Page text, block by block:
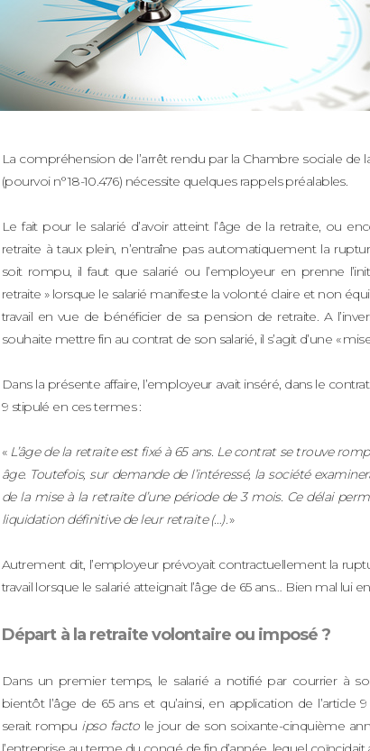
La compréhension de l’arrêt rendu par la Chambre sociale de
(pourvoi n°18-10.476) nécessite quelques rappels préalables.
Le fait pour le salarié d’avoir atteint l’âge de la retraite, ou
retraite à taux plein, n’entraîne pas automatiquement la
soit rompu, il faut que salarié ou l’employeur en prenne
retraite » lorsque le salarié manifeste la volonté claire et non
travail en vue de bénéficier de sa pension de retraite. A
souhaite mettre fin au contrat de son salarié, il s’agit d’une «
Dans la présente affaire, l’employeur avait inséré, dans le
9 stipulé en ces termes :
« L’âge de la retraite est fixé à 65 ans. Le contrat se trouve
âge. Toutefois, sur demande de l’intéressé, la société
de la mise à la retraite d’une période de 3 mois. Ce délai
liquidation définitive de leur retraite (…). »
Autrement dit, l’employeur prévoyait contractuellement la
travail lorsque le salarié atteignait l’âge de 65 ans… Bien mal lui
Départ à la retraite volontaire ou imposé ?
Dans un premier temps, le salarié a notifié par courrier à
bientôt l’âge de 65 ans et qu’ainsi, en application de l’article
serait rompu ipso factole jour de son soixante-cinquième